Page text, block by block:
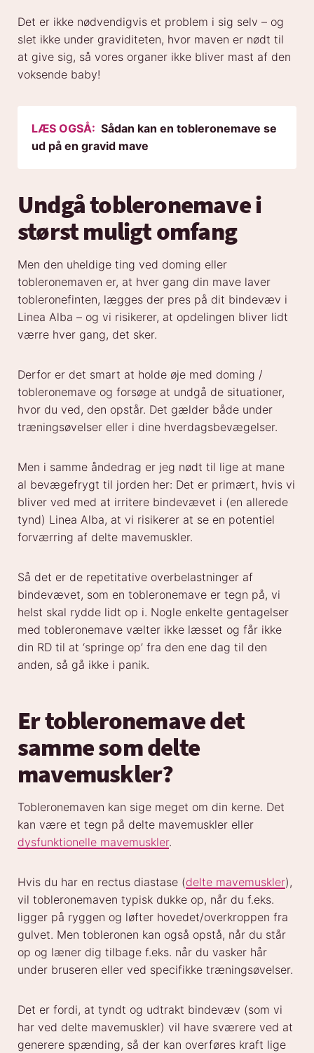
Det er ikke nødvendigvis et problem i sig selv – og
slet ikke under graviditeten, hvor maven er nødt til
at give sig, så vores organer ikke bliver mast af den
voksende baby!
LÆS OGSÅ: Sådan kan en tobleronemave se
ud på en gravid mave
Undgå tobleronemave i
størst muligt omfang
Men den uheldige ting ved doming eller
tobleronemaven er, at hver gang din mave laver
tobleronefinten, lægges der pres på dit bindevæv i
Linea Alba – og vi risikerer, at opdelingen bliver lidt
værre hver gang, det sker.
Derfor er det smart at holde øje med doming /
tobleronemave og forsøge at undgå de situationer,
hvor du ved, den opstår. Det gælder både under
træningsøvelser eller i dine hverdagsbevægelser.
Men i samme åndedrag er jeg nødt til lige at mane
al bevægefrygt til jorden her: Det er primært, hvis vi
bliver ved med at irritere bindevævet i (en allerede
tynd) Linea Alba, at vi risikerer at se en potentiel
forværring af delte mavemuskler.
Så det er de repetitative overbelastninger af
bindevævet, som en tobleronemave er tegn på, vi
helst skal rydde lidt op i. Nogle enkelte gentagelser
med tobleronemave vælter ikke læsset og får ikke
din RD til at ‘springe op’ fra den ene dag til den
anden, så gå ikke i panik.
Er tobleronemave det
samme som delte
mavemuskler?
Tobleronemaven kan sige meget om din kerne. Det
kan være et tegn på delte mavemuskler eller
dysfunktionelle mavemuskler.
Hvis du har en rectus diastase (delte mavemuskler),
vil tobleronemaven typisk dukke op, når du f.eks.
ligger på ryggen og løfter hovedet/overkroppen fra
gulvet. Men tobleronen kan også opstå, når du står
op og læner dig tilbage f.eks. når du vasker hår
under bruseren eller ved specifikke træningsøvelser.
Det er fordi, at tyndt og udtrakt bindevæv (som vi
har ved delte mavemuskler) vil have sværere ved at
generere spænding, så der kan overføres kraft lige